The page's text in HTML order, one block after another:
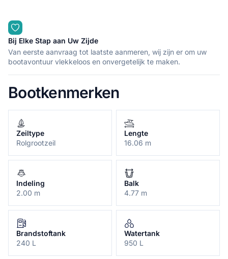
Bij Elke Stap aan Uw Zijde
Van eerste aanvraag tot laatste aanmeren, wij zijn er om uw
bootavontuur vlekkeloos en onvergetelijk te maken.
Bootkenmerken
Zeiltype
Rolgrootzeil
Lengte
16.06 m
Indeling
2.00 m
Balk
4.77 m
Brandstoftank
240 L
Watertank
950 L